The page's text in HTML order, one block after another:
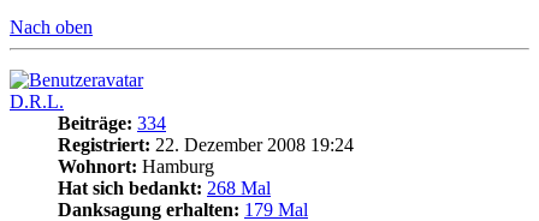
Nach oben
D.R.L.
Beiträge: 334
Registriert: 22. Dezember 2008 19:24
Wohnort: Hamburg
Hat sich bedankt: 268 Mal
Danksagung erhalten: 179 Mal